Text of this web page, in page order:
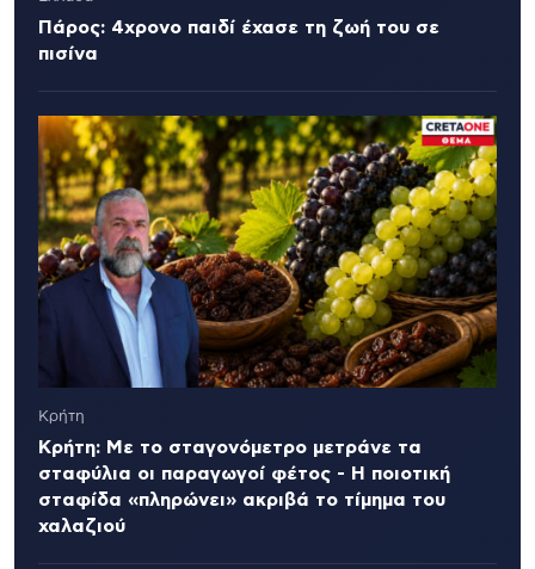
Πάρος: 4χρονο παιδί έχασε τη ζωή του σε
πισίνα
Κρήτη
Κρήτη: Με το σταγονόμετρο μετράνε τα
σταφύλια οι παραγωγοί φέτος - Η ποιοτική
σταφίδα «πληρώνει» ακριβά το τίμημα του
χαλαζιού